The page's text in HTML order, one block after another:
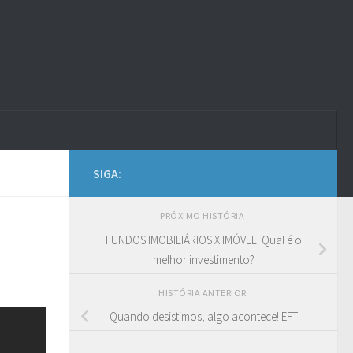
SIGA:
PRÓXIMO HISTÓRIA
FUNDOS IMOBILIÁRIOS X IMÓVEL! Qual é o
melhor investimento?
HISTÓRIA ANTERIOR
Quando desistimos, algo acontece! EFT